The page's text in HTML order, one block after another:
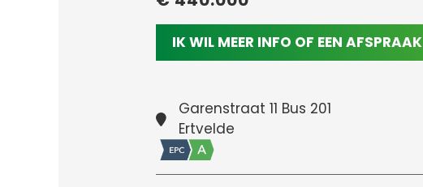
IK WIL MEER INFO OF EEN AFSPRAAK
Garenstraat 11 Bus 201
Ertvelde